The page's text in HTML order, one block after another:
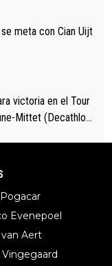
calzador en posi
el tour.
con Cian Uijt
victoria en el Tour
Mittet (Decathlon,
10. Vacek (Li
Evenepoel
Aert
Vingegaard